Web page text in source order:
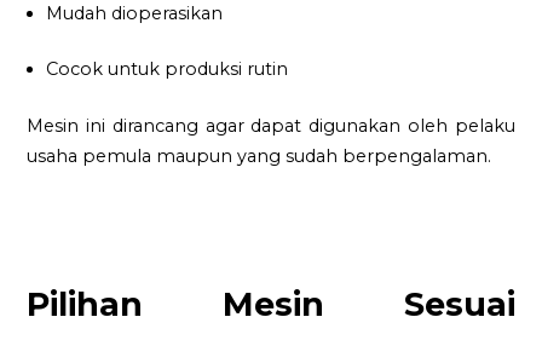
Mudah dioperasikan
Cocok untuk produksi rutin
Mesin ini dirancang agar dapat digunakan oleh pelaku
usaha pemula maupun yang sudah berpengalaman.
Pilihan Mesin Sesuai